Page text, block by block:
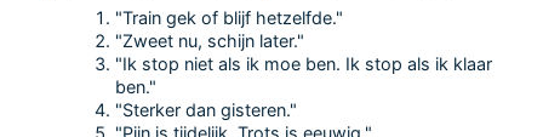
"Train gek of blijf hetzelfde."
"Zweet nu, schijn later."
"Ik stop niet als ik moe ben. Ik stop als ik klaar
ben."
"Sterker dan gisteren."
"Pijn is tijdelijk. Trots is eeuwig."